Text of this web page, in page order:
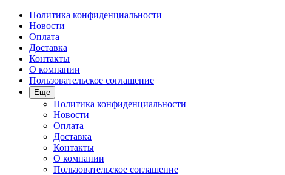
Политика конфиденциальности
Новости
Оплата
Доставка
Контакты
О компании
Пользовательское соглашение
Еще
Политика конфиденциальности
Новости
Оплата
Доставка
Контакты
О компании
Пользовательское соглашение